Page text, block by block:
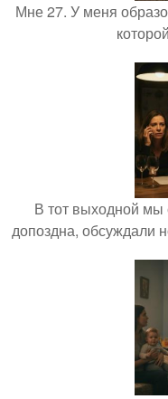
Мне 27. У меня
В тот выходной мы
допоздна, обсуждали